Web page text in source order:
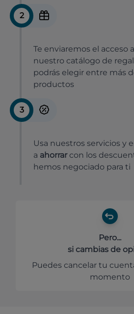
2
Te enviaremos el acceso a
nuestro catálogo de
podrás elegir entre más
productos
3
Usa nuestros servicios y
a ahorrar con los
hemos negociado para ti
Pero...
si cambias de
Puedes cancelar tu
momento